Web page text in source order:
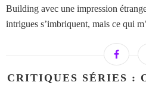
Building avec une impression
intrigues s’imbriquent, mais ce qui
CRITIQUES SÉRIES :